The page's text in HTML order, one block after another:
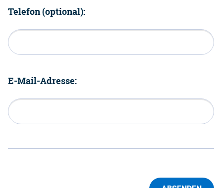
Telefon (optional):
E-Mail-Adresse: